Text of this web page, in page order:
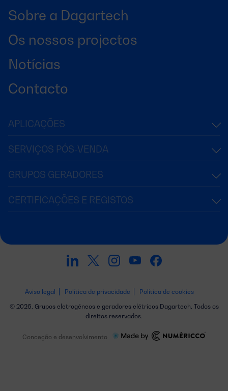
Sobre a Dagartech
Os nossos projectos
Notícias
Contacto
APLICAÇÕES
SERVIÇOS PÓS-VENDA
GRUPOS GERADORES
CERTIFICAÇÕES E REGISTOS
Aviso legal Política de privacidade
Política de cookies
© 2026. Grupos eletrogéneos e geradores elétricos Dagartech. Todos os
direitos reservados.
Conceção e desenvolvimento